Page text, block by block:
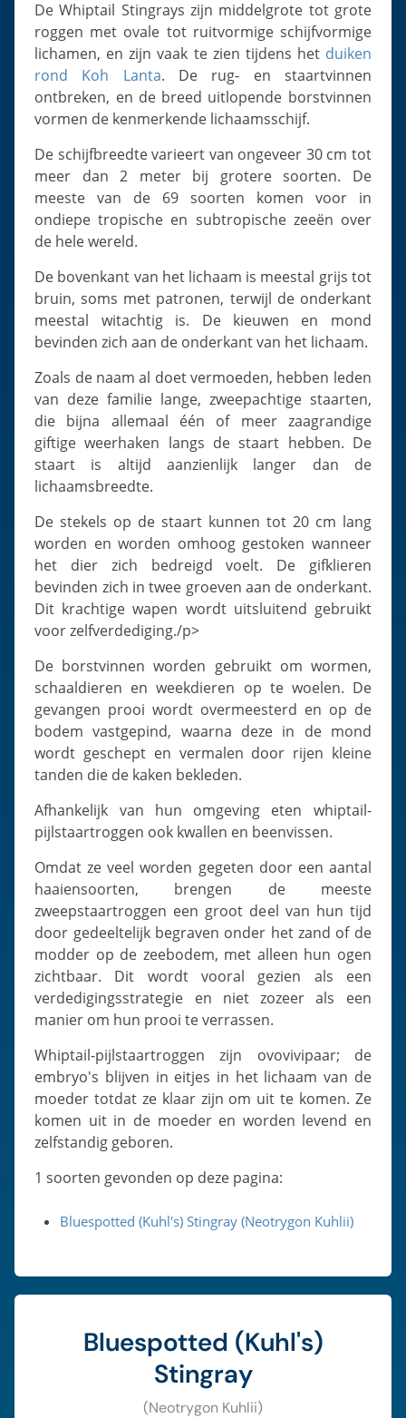
Slugs & Snails
Sea Stars, Urchins & Sea Cucumbers
Clams & Oysters
Sponges
Bristle Worms
Jellyfish
De Whiptail Stingrays zijn middelgrote tot grote
roggen met ovale tot ruitvormige schijfvormige
lichamen, en zijn vaak te zien tijdens het duiken
rond Koh Lanta. De rug- en staartvinnen
ontbreken, en de breed uitlopende borstvinnen
vormen de kenmerkende lichaamsschijf.
De schijfbreedte varieert van ongeveer 30 cm tot
meer dan 2 meter bij grotere soorten. De
meeste van de 69 soorten komen voor in
ondiepe tropische en subtropische zeeën over
de hele wereld.
De bovenkant van het lichaam is meestal grijs tot
bruin, soms met patronen, terwijl de onderkant
meestal witachtig is. De kieuwen en mond
bevinden zich aan de onderkant van het lichaam.
Zoals de naam al doet vermoeden, hebben leden
van deze familie lange, zweepachtige staarten,
die bijna allemaal één of meer zaagrandige
giftige weerhaken langs de staart hebben. De
staart is altijd aanzienlijk langer dan de
lichaamsbreedte.
De stekels op de staart kunnen tot 20 cm lang
worden en worden omhoog gestoken wanneer
het dier zich bedreigd voelt. De gifklieren
bevinden zich in twee groeven aan de onderkant.
Dit krachtige wapen wordt uitsluitend gebruikt
voor zelfverdediging./p>
De borstvinnen worden gebruikt om wormen,
schaaldieren en weekdieren op te woelen. De
gevangen prooi wordt overmeesterd en op de
bodem vastgepind, waarna deze in de mond
wordt geschept en vermalen door rijen kleine
tanden die de kaken bekleden.
Afhankelijk van hun omgeving eten whiptail-
pijlstaartroggen ook kwallen en beenvissen.
Omdat ze veel worden gegeten door een aantal
haaiensoorten, brengen de meeste
zweepstaartroggen een groot deel van hun tijd
door gedeeltelijk begraven onder het zand of de
modder op de zeebodem, met alleen hun ogen
zichtbaar. Dit wordt vooral gezien als een
verdedigingsstrategie en niet zozeer als een
manier om hun prooi te verrassen.
Whiptail-pijlstaartroggen zijn ovovivipaar; de
embryo's blijven in eitjes in het lichaam van de
moeder totdat ze klaar zijn om uit te komen. Ze
komen uit in de moeder en worden levend en
zelfstandig geboren.
1 soorten gevonden op deze pagina:
Bluespotted (Kuhl's) Stingray (Neotrygon Kuhlii)
Bluespotted (Kuhl's)
Stingray
(Neotrygon Kuhlii)